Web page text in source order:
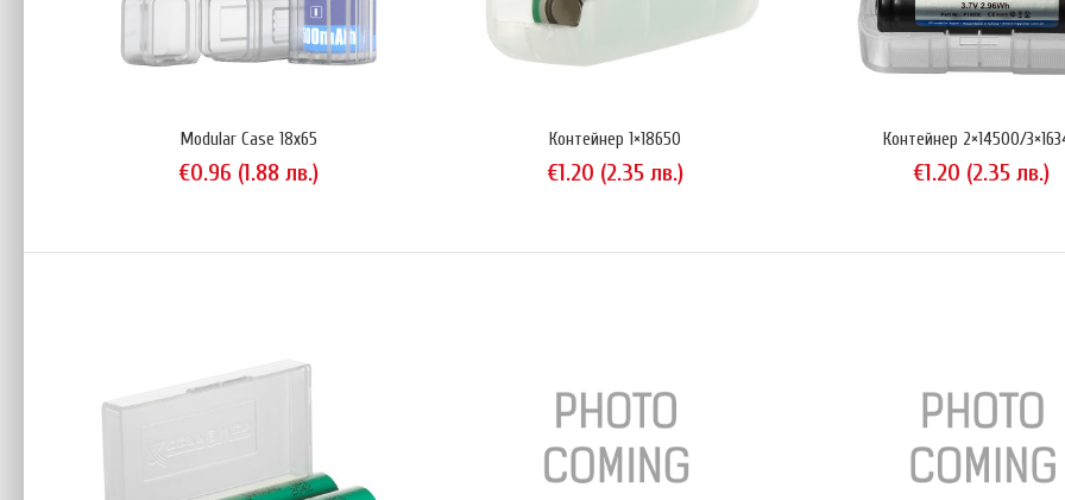
Modular Case 18x65
€0.96 (1.88 лв.)
Контейнер 1×18650
€1.20 (2.35 лв.)
Контейнер 2×14500/
€1.20 (2.35 лв.)